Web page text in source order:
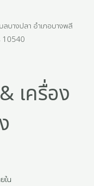
บางปลา อำเภอบางพลี
10540
เครื่อง
ใน